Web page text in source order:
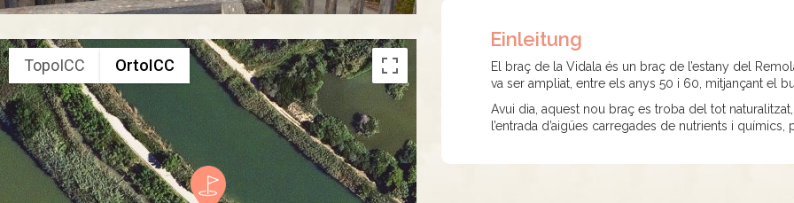
TopoICC OrtoICC
Einleitung
El braç de la Vidala és un braç de l’estany del
va ser ampliat, entre els anys 50 i 60, mitjançant el
Avui dia, aquest nou braç es troba del tot
l’entrada d’aigües carregades de nutrients i